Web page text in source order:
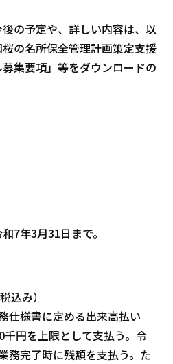
の予定や、詳しい内容は、以
の名所保全管理計画策定支援
集要項」等をダウンロードの
7年3月31日まで。
込み）
仕様書に定める出来高払い
円を上限として支払う。令
務完了時に残額を支払う。た